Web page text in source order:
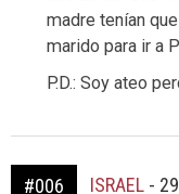
madre tenían
marido para ir a
P.D.: Soy ateo
#006 ISRAEL -